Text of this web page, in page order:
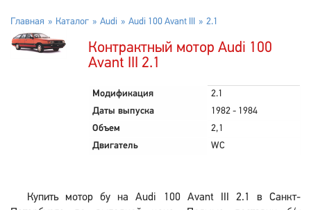
Главная Каталог Audi Audi 100 Avant III 2.1
Контрактный мотор Audi 100
Avant III 2.1
Модификация
2.1
Даты выпуска
1982 - 1984
Объем
2,1
Двигатель
WC
Купить мотор бу на Audi 100 Avant III 2.1 в Санкт-